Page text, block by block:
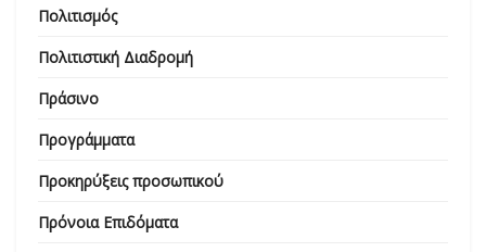
Πολιτισμός
Πολιτιστική Διαδρομή
Πράσινο
Προγράμματα
Προκηρύξεις προσωπικού
Πρόνοια Επιδόματα